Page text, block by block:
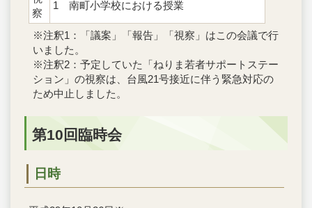
察
1 南町小学校における授業
※注釈1：「議案」「報告」「視察」はこの会議で行
いました。
※注釈2：予定していた「ねりま若者サポートステー
ション」の視察は、台風21号接近に伴う緊急対応の
ため中止しました。
第10回臨時会
日時